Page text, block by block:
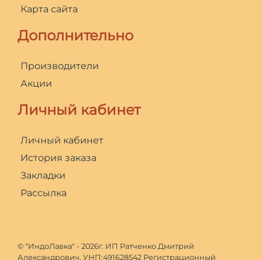
Карта сайта
Дополнительно
Производители
Акции
Личный кабинет
Личный кабинет
История заказа
Закладки
Рассылка
© "ИндоЛавка" - 2026г. ИП Ратченко Дмитрий
Александрович. УНП:491628542 Регистрационный